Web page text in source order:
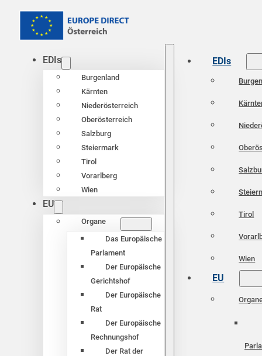
EDIs
Burgenland
Kärnten
Niederösterreich
Oberösterreich
Salzburg
Steiermark
Tirol
Vorarlberg
Wien
EU
Organe
Das Europäische
Parlament
Der Europäische
Gerichtshof
Der Europäische
Rat
Der Europäische
Rechnungshof
Der Rat der
EDIs
Tirol
Wien
EU